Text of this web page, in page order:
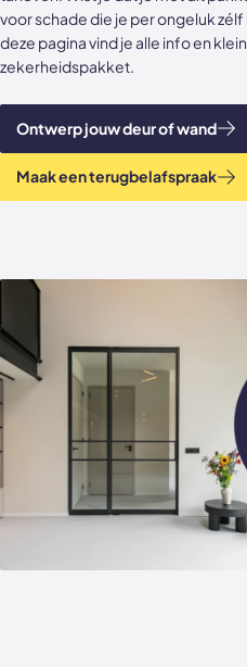
Akoestische panelen
Kleurstalen akoestische panelen
Sample sale
Accessoires
Stalen schuifdeuren
Stalen wanden
Stalen binnendeuren
Akoestische panelen
voor schade die je per ongeluk
deze pagina vind je alle info en
zekerheidspakket.
Ontwerp jouw deur of wand
Maak een terugbelafspraak